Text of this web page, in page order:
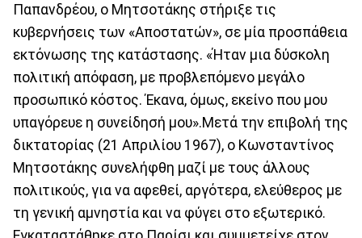
Παπανδρέου, ο Μητσοτάκης στήριξε τις
κυβερνήσεις των «Αποστατών», σε μία προσπάθεια
εκτόνωσης της κατάστασης. «Ήταν μια δύσκολη
πολιτική απόφαση, με προβλεπόμενο μεγάλο
προσωπικό κόστος. Έκανα, όμως, εκείνο που μου
υπαγόρευε η συνείδησή μου».Μετά την επιβολή της
δικτατορίας (21 Απριλίου 1967), ο Κωνσταντίνος
Μητσοτάκης συνελήφθη μαζί με τους άλλους
πολιτικούς, για να αφεθεί, αργότερα, ελεύθερος με
τη γενική αμνηστία και να φύγει στο εξωτερικό.